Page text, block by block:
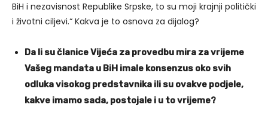
BiH i nezavisnost Republike Srpske, to su moji krajnji politički
i životni ciljevi.“ Kakva je to osnova za dijalog?
Da li su članice Vijeća za provedbu mira za vrijeme
Vašeg mandata u BiH imale konsenzus oko svih
odluka visokog predstavnika ili su ovakve podjele,
kakve imamo sada, postojale i u to vrijeme?